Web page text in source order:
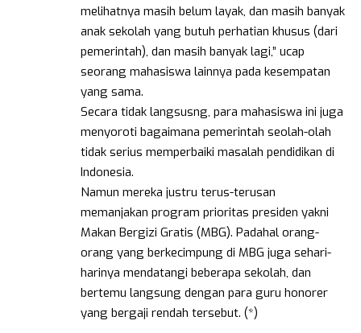
melihatnya masih belum layak, dan masih banyak
anak sekolah yang butuh perhatian khusus (dari
pemerintah), dan masih banyak lagi,” ucap
seorang mahasiswa lainnya pada kesempatan
yang sama.
Secara tidak langsusng, para mahasiswa ini juga
menyoroti bagaimana pemerintah seolah-olah
tidak serius memperbaiki masalah pendidikan di
Indonesia.
Namun mereka justru terus-terusan
memanjakan program prioritas presiden yakni
Makan Bergizi Gratis (MBG). Padahal orang-
orang yang berkecimpung di MBG juga sehari-
harinya mendatangi beberapa sekolah, dan
bertemu langsung dengan para guru honorer
yang bergaji rendah tersebut. (*)